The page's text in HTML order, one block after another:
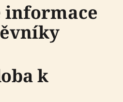
informace
k